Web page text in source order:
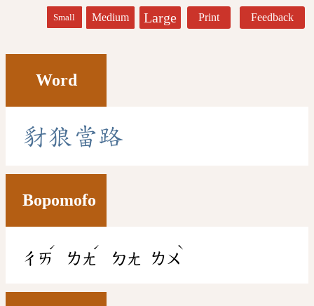
Small Medium Large Print Feedback
Word
豺狼 當路
Bopomofo
ㄔㄞ
ˊ
ㄌㄤ
ˊ
ㄉㄤ ㄌㄨ
ˋ